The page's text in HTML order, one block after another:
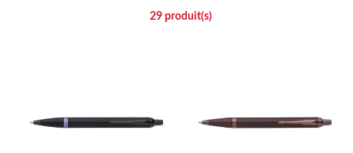
29produit(s)